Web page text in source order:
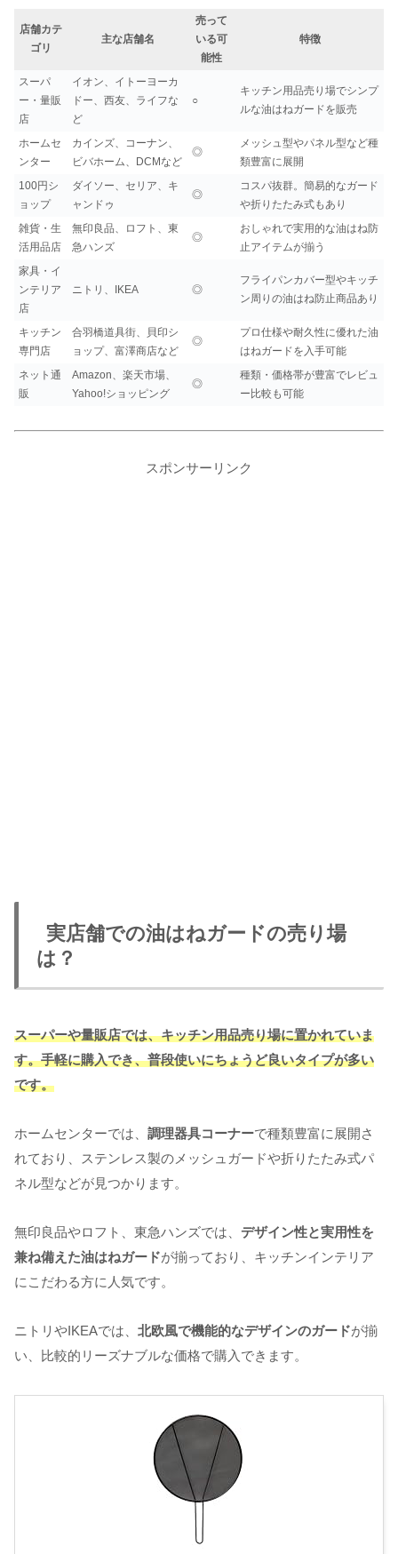
店舗カテ
ゴリ
主な店舗名
売って
いる可
能性
特徴
スーパ
ー・量販
店
イオン、イトーヨーカ
ドー、西友、ライフな
ど
○
キッチン用品売り場でシンプ
ルな油はねガードを販売
ホームセ
ンター
カインズ、コーナン、
ビバホーム、DCMなど
◎
メッシュ型やパネル型など種
類豊富に展開
100円シ
ョップ
ダイソー、セリア、キ
ャンドゥ
◎
コスパ抜群。簡易的なガード
や折りたたみ式もあり
雑貨・生
活用品店
無印良品、ロフト、東
急ハンズ
◎
おしゃれで実用的な油はね防
止アイテムが揃う
家具・イ
ンテリア
店
ニトリ、IKEA ◎
フライパンカバー型やキッチ
ン周りの油はね防止商品あり
キッチン
専門店
合羽橋道具街、貝印シ
ョップ、富澤商店など
◎
プロ仕様や耐久性に優れた油
はねガードを入手可能
ネット通
販
Amazon、楽天市場、
Yahoo!ショッピング
◎
種類・価格帯が豊富でレビュ
ー比較も可能
スポンサーリンク
実店舗での油はねガードの売り場
は？
スーパーや量販店では、キッチン用品売り場に置かれていま
す。手軽に購入でき、普段使いにちょうど良いタイプが多い
です。
ホームセンターでは、 調理器具コーナーで種類豊富に展開さ
れており、ステンレス製のメッシュガードや折りたたみ式パ
ネル型などが見つかります。
無印良品やロフト、東急ハンズでは、 デザイン性と実用性を
兼ね備えた油はねガードが揃っており、キッチンインテリア
にこだわる方に人気です。
ニトリやIKEAでは、 北欧風で機能的なデザインのガードが揃
い、比較的リーズナブルな価格で購入できます。